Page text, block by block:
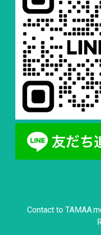
Contact to